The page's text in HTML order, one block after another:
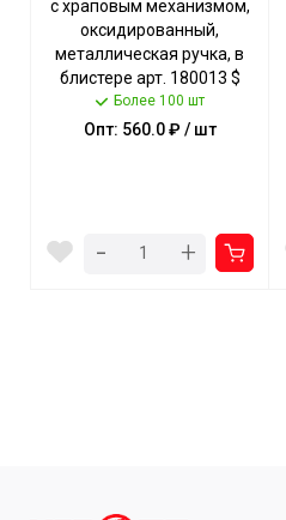
с храповым механизмом,
оксидированный,
металлическая ручка, в
блистере арт. 180013 $
[72] Богатый урожай
Более 100 шт
Опт: 560.0 ₽ / шт
- +